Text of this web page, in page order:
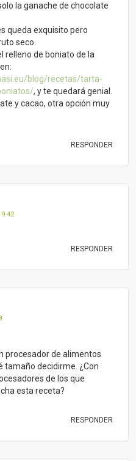
la ganache de chocolate
queda exquisito pero
seco.
relleno de boniato de la
blog/recetas/tarta-
, y te quedará genial.
y cacao, otra opción muy
RESPONDER
RESPONDER
procesador de alimentos
tamaño decidirme. ¿Con
de los que
esta receta?
RESPONDER